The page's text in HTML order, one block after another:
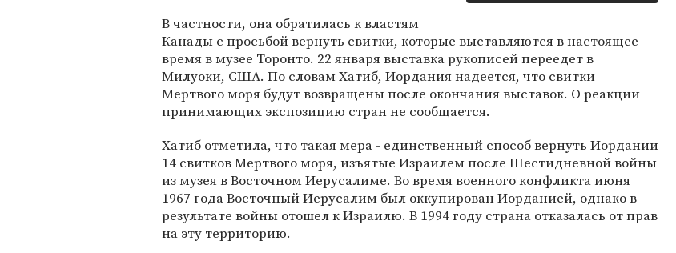
В частности, она обратилась к властям
Канады с просьбой вернуть свитки, которые выставляются в настоящее
время в музее Торонто. 22 января выставка рукописей переедет в
Милуоки, США. По словам Хатиб, Иордания надеется, что свитки
Мертвого моря будут возвращены после окончания выставок. О реакции
принимающих экспозицию стран не сообщается.
Хатиб отметила, что такая мера - единственный способ вернуть Иордании
14 свитков Мертвого моря, изъятые Израилем после Шестидневной войны
из музея в Восточном Иерусалиме. Во время военного конфликта июня
1967 года Восточный Иерусалим был оккупирован Иорданией, однако в
результате войны отошел к Израилю. В 1994 году страна отказалась от прав
на эту территорию.